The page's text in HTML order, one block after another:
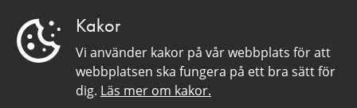
Kakor
Vi använder kakor på vår webbplats för att
webbplatsen ska fungera på ett bra sätt för
dig. Läs mer om kakor.